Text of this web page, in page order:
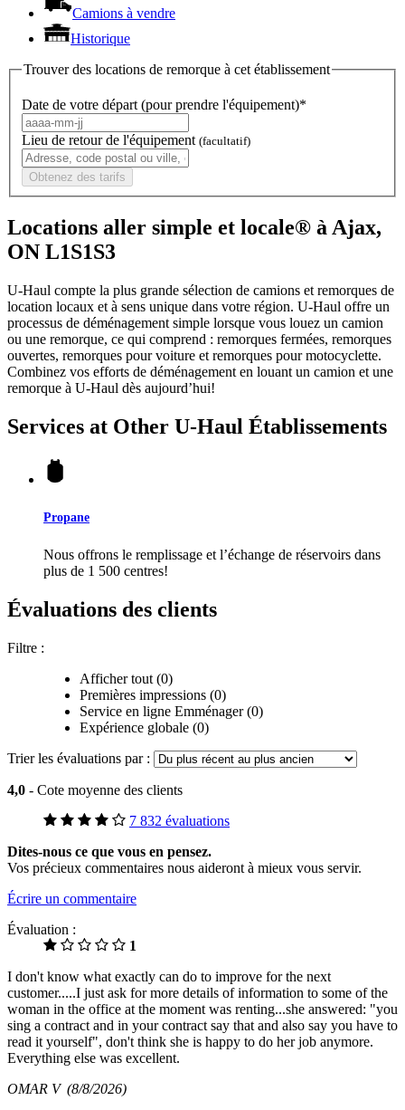
Camions à vendre
Historique
Trouver des locations de remorque à cet établissement
Date de votre départ (pour prendre l'équipement)*
Lieu de retour de l'équipement (facultatif)
Obtenez des tarifs
Locations aller simple et locale® à Ajax,
ON L1S1S3
U-Haul compte la plus grande sélection de camions et remorques de
location locaux et à sens unique dans votre région. U-Haul offre un
processus de déménagement simple lorsque vous louez un camion
ou une remorque, ce qui comprend : remorques fermées, remorques
ouvertes, remorques pour voiture et remorques pour motocyclette.
Combinez vos efforts de déménagement en louant un camion et une
remorque à U-Haul dès aujourd’hui!
Services at Other U-Haul Établissements
Propane
Nous offrons le remplissage et l’échange de réservoirs dans
plus de 1 500 centres!
Évaluations des clients
Filtre :
Afficher tout (0)
Premières impressions (0)
Service en ligne Emménager (0)
Expérience globale (0)
Trier les évaluations par :
4,0 - Cote moyenne des clients
7 832 évaluations
Dites-nous ce que vous en pensez.
Vos précieux commentaires nous aideront à mieux vous servir.
Écrire un commentaire
Évaluation :
1
I don't know what exactly can do to improve for the next
customer.....I just ask for more details of information to some of the
woman in the office at the moment was renting...she answered: "you
sing a contract and in your contract say that and also say you have to
read it yourself", don't think she is happy to do her job anymore.
Everything else was excellent.
OMAR V (8/8/2026)